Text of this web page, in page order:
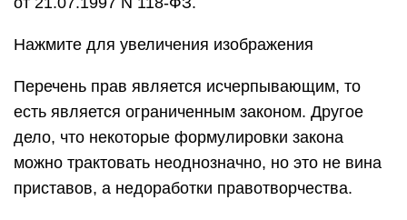
Нажмите для увеличения изображения
Перечень прав является исчерпывающим, то
есть является ограниченным законом. Другое
дело, что некоторые формулировки закона
можно трактовать неоднозначно, но это не вина
приставов, а недоработки правотворчества.